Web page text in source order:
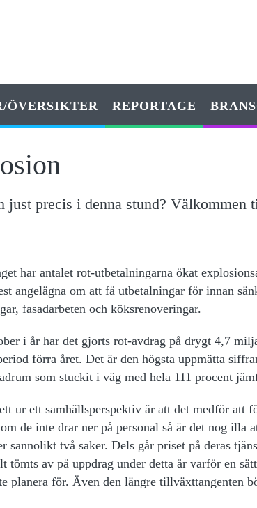
ÖVERSIKTER REPORTAGE
just precis i denna stund? Välkommen
har antalet rot-utbetalningarna ökat
angelägna om att få utbetalningar för innan
fasadarbeten och köksrenoveringar.
i år har det gjorts rot-avdrag på drygt 4,7
förra året. Det är den högsta uppmätta
som stuckit i väg med hela 111 procent
ur ett samhällsperspektiv är att det medför att
de inte drar ner på personal så är det nog illa
sannolikt två saker. Dels går priset på deras
av på uppdrag under detta år varför en
planera för. Även den längre tillväxttangenten